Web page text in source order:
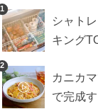
1
シャト
キング
2
カニカ
で完成